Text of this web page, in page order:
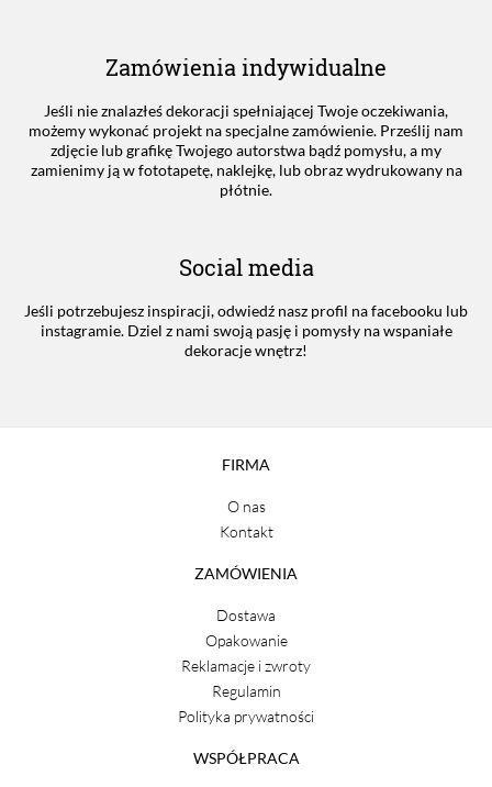
Zamówienia indywidualne
Jeśli nie znalazłeś dekoracji spełniającej Twoje oczekiwania,
możemy wykonać projekt na specjalne zamówienie. Prześlij nam
zdjęcie lub grafikę Twojego autorstwa bądź pomysłu, a my
zamienimy ją w fototapetę, naklejkę, lub obraz wydrukowany na
płótnie.
Social media
Jeśli potrzebujesz inspiracji, odwiedź nasz profil na facebooku lub
instagramie. Dziel z nami swoją pasję i pomysły na wspaniałe
dekoracje wnętrz!
FIRMA
O nas
Kontakt
ZAMÓWIENIA
Dostawa
Opakowanie
Reklamacje i zwroty
Regulamin
Polityka prywatności
WSPÓŁPRACA